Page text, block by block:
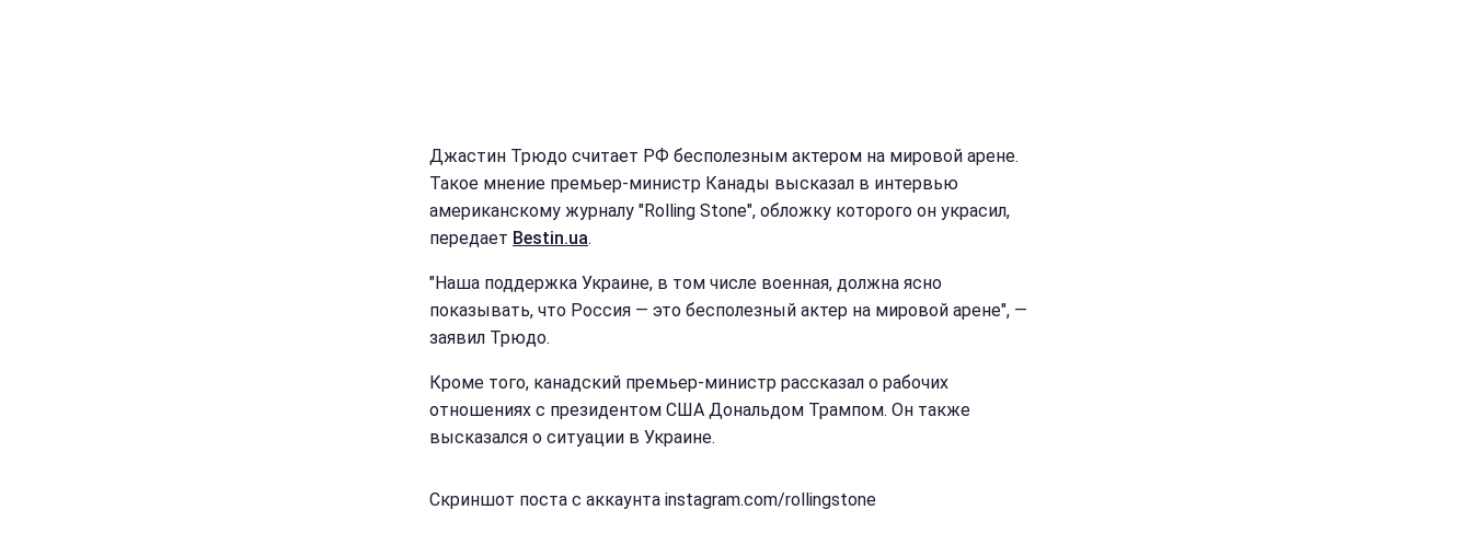
Джастин Трюдо считает РФ бесполезным актером на мировой арене.
Такое мнение премьер-министр Канады высказал в интервью
американскому журналу "Rolling Stone", обложку которого он украсил,
передает Bestin.ua.
"Наша поддержка Украине, в том числе военная, должна ясно
показывать, что Россия — это бесполезный актер на мировой арене", —
заявил Трюдо.
Кроме того, канадский премьер-министр рассказал о рабочих
отношениях с президентом США Дональдом Трампом. Он также
высказался о ситуации в Украине.
Скриншот поста с аккаунта instagram.com/rollingstone